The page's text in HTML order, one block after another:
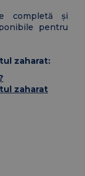
completă și
pentru
zaharat:
zaharat